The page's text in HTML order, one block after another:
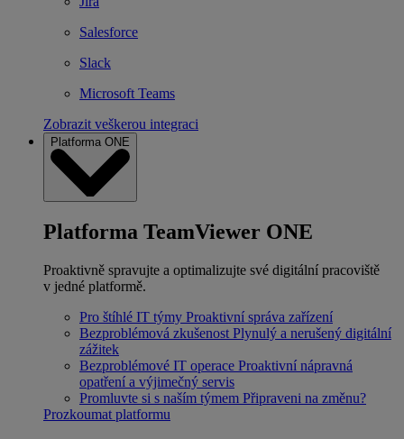
Salesforce
Slack
Microsoft Teams
Zobrazit veškerou integraci
Platforma ONE
Platforma TeamViewer ONE
Proaktivně spravujte a optimalizujte své digitální pracoviště
v jedné platformě.
Pro štíhlé IT týmy Proaktivní správa zařízení
Bezproblémová zkušenost Plynulý a nerušený digitální
zážitek
Bezproblémové IT operace Proaktivní nápravná
opatření a výjimečný servis
Promluvte si s naším týmem Připraveni na změnu?
Prozkoumat platformu